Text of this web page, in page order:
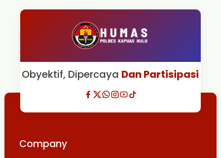
Obyektif, Dipercaya Dan Partisipasi
Company